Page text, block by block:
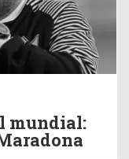
mundial: